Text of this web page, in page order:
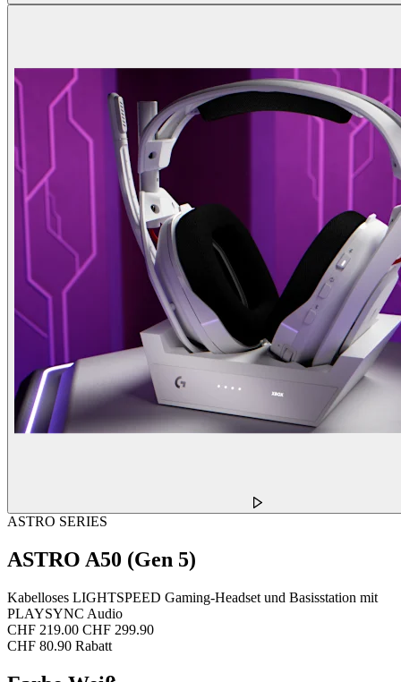
ASTRO SERIES
ASTRO A50 (Gen 5)
Kabelloses LIGHTSPEED Gaming-Headset und Basisstation mit
PLAYSYNC Audio
CHF 219.00 CHF 299.90
CHF 80.90 Rabatt